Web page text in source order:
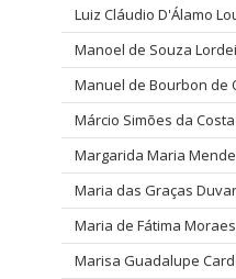
Luiz Cláudio D'Álamo
Manoel de Souza
Manuel de Bourbon de
Márcio Simões da Costa
Margarida Maria
Maria das Graças
Maria de Fátima
Marisa Guadalupe